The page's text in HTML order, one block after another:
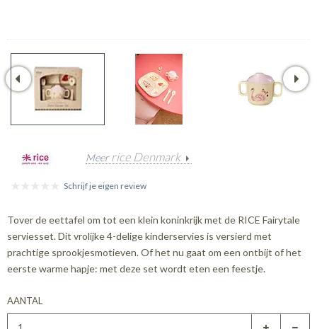
Meerrice Denmark
Schrijf je eigen review
Tover de eettafel om tot een klein koninkrijk met de RICE Fairytale
serviesset. Dit vrolijke 4-delige kinderservies is versierd met
prachtige sprookjesmotieven. Of het nu gaat om een ontbijt of het
eerste warme hapje: met deze set wordt eten een feestje.
AANTAL